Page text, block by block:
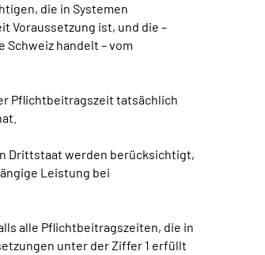
die in Systemen
Voraussetzung ist, und die –
handelt – vom
Pflichtbeitragszeit tatsächlich
Drittstaat werden berücksichtigt,
Leistung bei
alle Pflichtbeitragszeiten, die in
unter der Ziffer 1 erfüllt